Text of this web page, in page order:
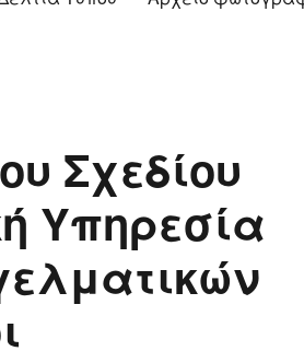
Σχεδίου
Υπηρεσία